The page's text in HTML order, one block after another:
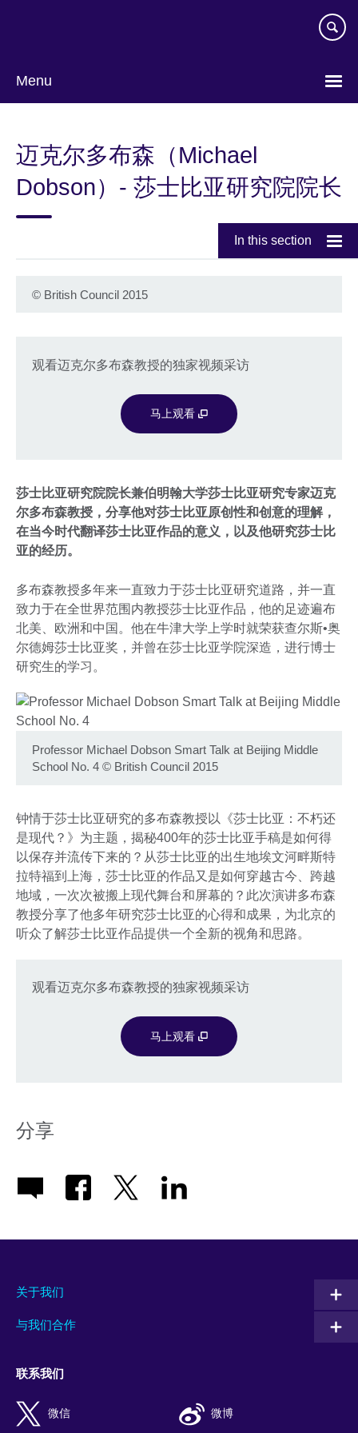
Menu
language
迈克尔多布森（Michael
Dobson）- 莎士比亚研究院院长
In this section
© British Council 2015
观看迈克尔多布森教授的独家视频采访
马上观看
莎士比亚研究院院长兼伯明翰大学莎士比亚研究专家迈克
尔多布森教授，分享他对莎士比亚原创性和创意的理解，
在当今时代翻译莎士比亚作品的意义，以及他研究莎士比
亚的经历。
多布森教授多年来一直致力于莎士比亚研究道路，并一直
致力于在全世界范围内教授莎士比亚作品，他的足迹遍布
北美、欧洲和中国。他在牛津大学上学时就荣获查尔斯•奥
尔德姆莎士比亚奖，并曾在莎士比亚学院深造，进行博士
研究生的学习。
Professor Michael Dobson Smart Talk at Beijing Middle
School No. 4 © British Council 2015
钟情于莎士比亚研究的多布森教授以《莎士比亚：不朽还
是现代？》为主题，揭秘400年的莎士比亚手稿是如何得
以保存并流传下来的？从莎士比亚的出生地埃文河畔斯特
拉特福到上海，莎士比亚的作品又是如何穿越古今、跨越
地域，一次次被搬上现代舞台和屏幕的？此次演讲多布森
教授分享了他多年研究莎士比亚的心得和成果，为北京的
听众了解莎士比亚作品提供一个全新的视角和思路。
观看迈克尔多布森教授的独家视频采访
马上观看
分享
关于我们
与我们合作
联系我们
微信 微博